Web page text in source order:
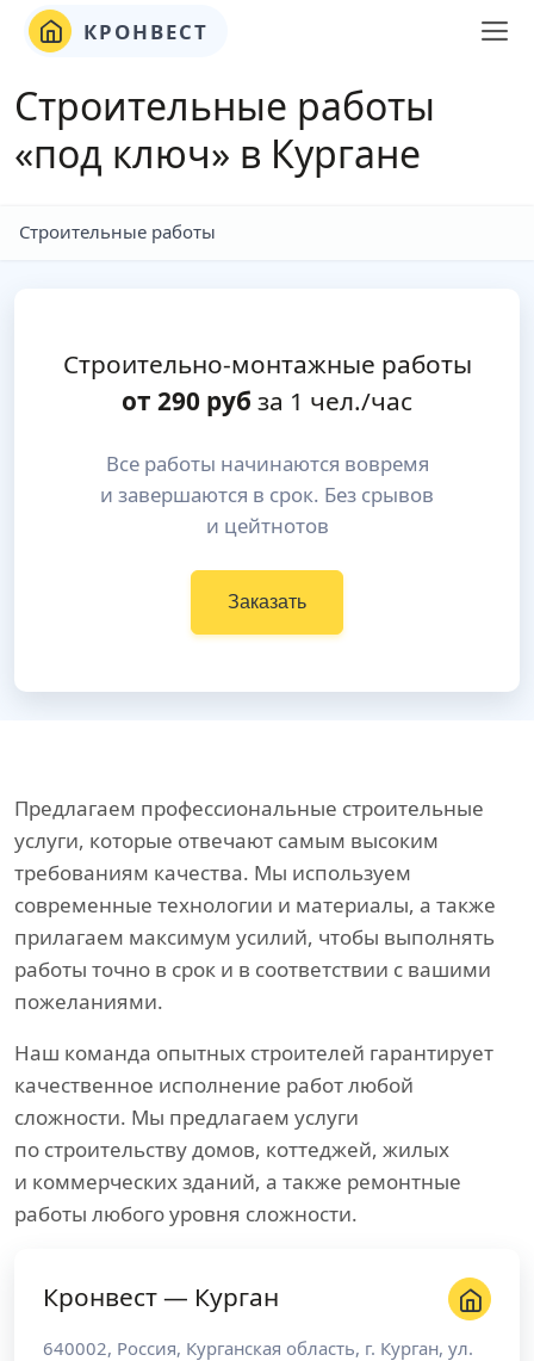
КРОНВЕСТ
Строительные работы
«под ключ» в Кургане
Строительные работы
Строительно-монтажные работы
от 290 руб за 1 чел./час
Все работы начинаются вовремя
и завершаются в срок. Без срывов
и цейтнотов
Заказать
Предлагаем профессиональные строительные
услуги, которые отвечают самым высоким
требованиям качества. Мы используем
современные технологии и материалы, а также
прилагаем максимум усилий, чтобы выполнять
работы точно в срок и в соответствии с вашими
пожеланиями.
Наш команда опытных строителей гарантирует
качественное исполнение работ любой
сложности. Мы предлагаем услуги
по строительству домов, коттеджей, жилых
и коммерческих зданий, а также ремонтные
работы любого уровня сложности.
Кронвест — Курган
640002, Россия, Курганская область, г. Курган, ул.